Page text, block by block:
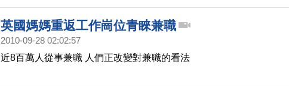
人力需求最大的，其中民生、服務業，占了快25%的機會。
英國媽媽重返工作崗位青睞兼職
2010-09-28 02:02:57
近8百萬人從事兼職 人們正改變對兼職的看法